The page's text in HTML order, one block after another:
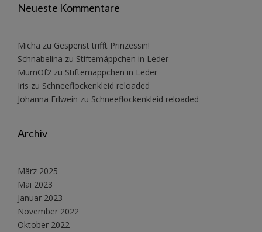
Neueste Kommentare
Micha zu Gespenst trifft Prinzessin!
Schnabelina zu Stiftemäppchen in Leder
MumOf2 zu Stiftemäppchen in Leder
Iris zu Schneeflockenkleid reloaded
Johanna Erlwein zu Schneeflockenkleid reloaded
Archiv
März 2025
Mai 2023
Januar 2023
November 2022
Oktober 2022